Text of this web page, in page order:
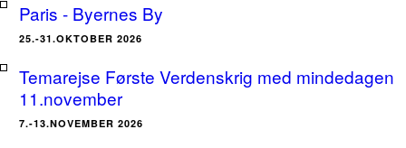
Paris - Byernes By
25.-31.OKTOBER 2026
Temarejse Første Verdenskrig med mindedagen
11.november
7.-13.NOVEMBER 2026